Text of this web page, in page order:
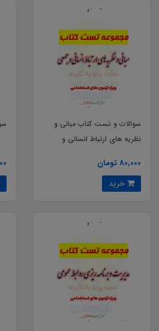
سوالات و تست کتاب مبانی و
نظریه های ارتباط انسانی و
80,000 تومان